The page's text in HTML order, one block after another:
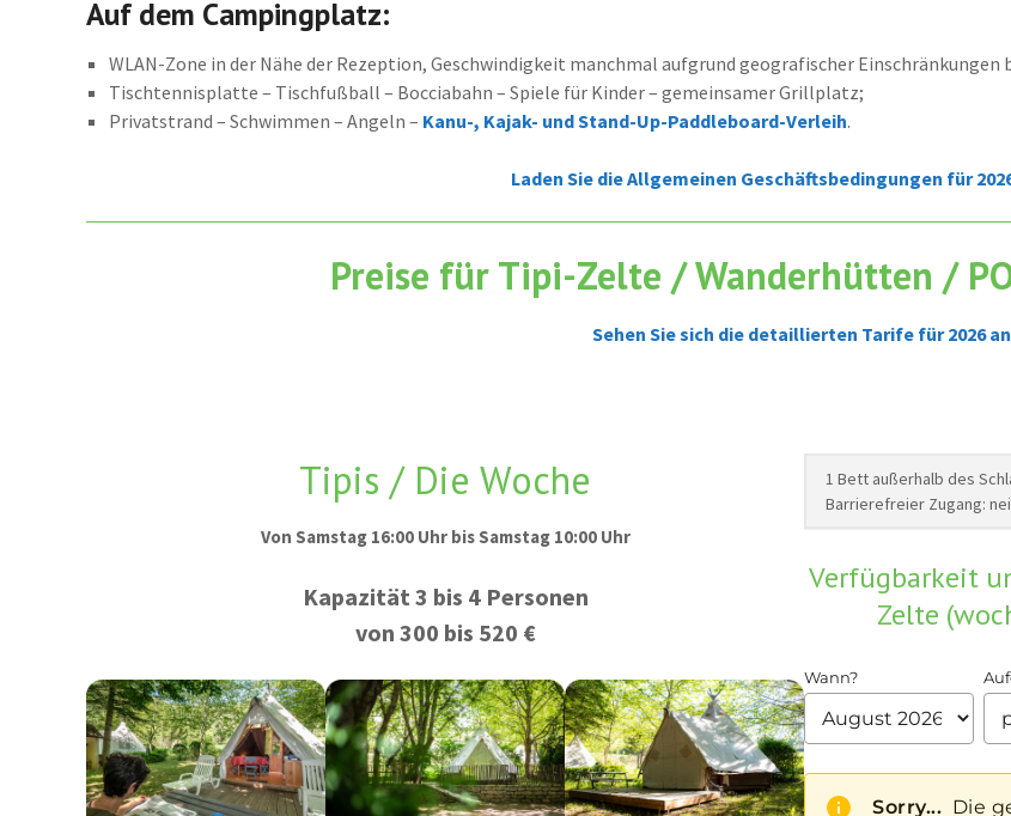
Auf dem Campingplatz:
WLAN-Zone in der Nähe der Rezeption, Geschwindigkeit manchmal aufgrund geografischer Einschränkungen
Tischtennisplatte – Tischfußball – Bocciabahn – Spiele für Kinder – gemeinsamer Grillplatz;
Privatstrand – Schwimmen – Angeln – Kanu-, Kajak- und Stand-Up-Paddleboard-Verleih.
Laden Sie die Allgemeinen Geschäftsbedingungen für
Preise für Tipi-Zelte / Wanderhütten /
Sehen Sie sich die detaillierten Tarife für 2026
Tipis / Die Woche
Von Samstag 16:00 Uhr bis Samstag 10:00 Uhr
Kapazität 3 bis 4 Personen
von 300 bis 520 €
1 Bett außerhalb des
Barrierefreier Zugang:
Verfügbarkeit
Zelte